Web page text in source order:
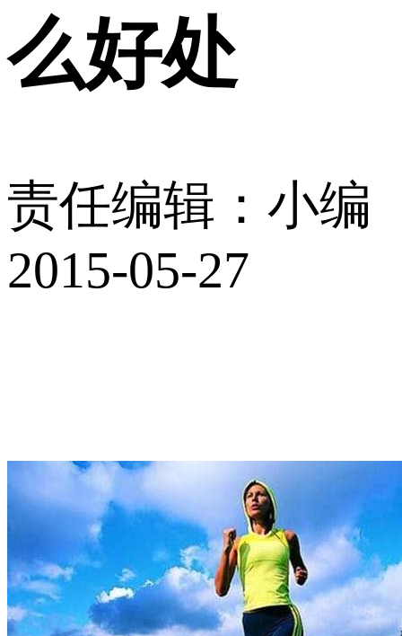
么好处
责任编辑：小编
2015-05-27